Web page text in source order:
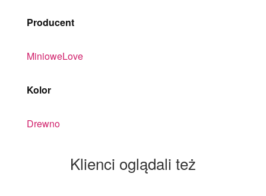
Producent
MinioweLove
Kolor
Drewno
Klienci oglądali też